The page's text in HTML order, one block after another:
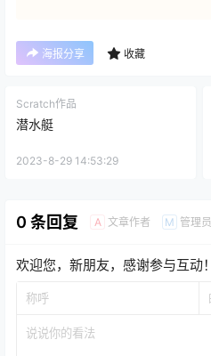
海报分享 收藏
Scratch作品
潜水艇
2023-8-29 14:53:29
0 条回复 A 文章作者 M 管理员
欢迎您，新朋友，感谢参与互动！